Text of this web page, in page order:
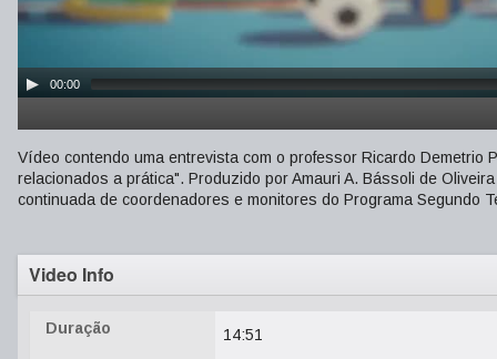
00:00
Vídeo contendo uma entrevista com o professor Ricardo
relacionados a prática". Produzido por Amauri A. Bássoli de
continuada de coordenadores e monitores do Programa Segundo
Video Info
Duração 14:51